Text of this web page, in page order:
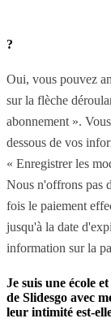
?
Oui, vous pouvez
sur la flèche
abonnement ».
dessous de vos
« Enregistrer les
Nous n'offrons pas
fois le paiement
jusqu'à la date
information sur la
Je suis une école
de Slidesgo avec
leur intimité est-